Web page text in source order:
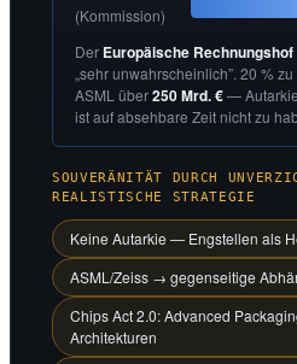
(Kommission)
Der Europäische Rechnungshof
„sehr unwahrscheinlich”. 20 %
ASML über250 Mrd. €—
ist auf absehbare Zeit nicht zu
SOUVERÄNITÄT DURCH
REALISTISCHE STRATEGIE
Keine Autarkie — Engstellen als
ASML/Zeiss → gegenseitige
Chips Act 2.0: Advanced
Architekturen